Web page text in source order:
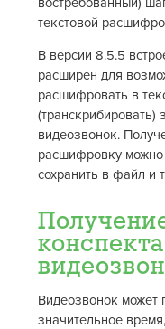
текстовой
В версии 8.5.5
расширен для
расшифровать в
(транскрибировать)
видеозвонок.
расшифровку можно
сохранить в файл и
конспекта
Видеозвонок может
значительное